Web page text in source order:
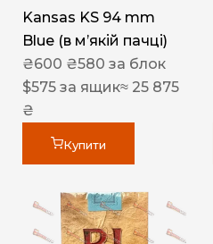
Kansas KS 94 mm
Blue (в мʼякій пачці)
₴600 ₴580 за блок
$575 за ящик≈ 25 875
₴
Купити